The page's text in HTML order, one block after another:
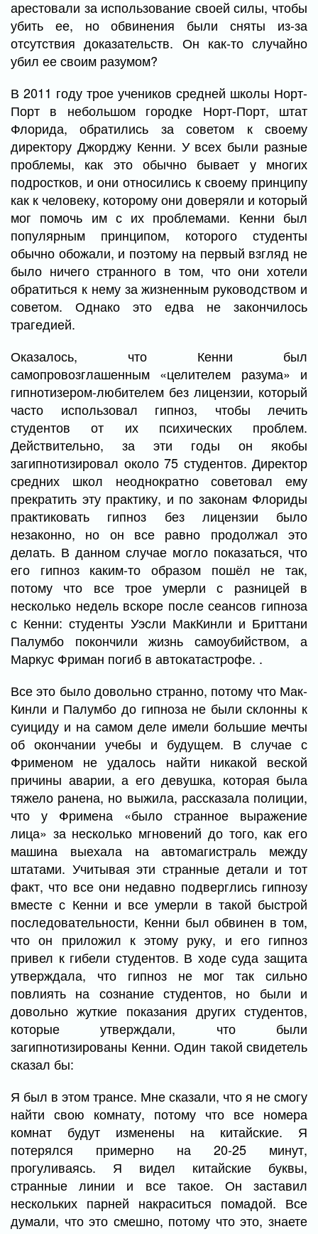
арестовали за использование своей силы, чтобы
убить ее, но обвинения были сняты из-за
отсутствия доказательств. Он как-то случайно
убил ее своим разумом?
В 2011 году трое учеников средней школы Норт-
Порт в небольшом городке Норт-Порт, штат
Флорида, обратились за советом к своему
директору Джорджу Кенни. У всех были разные
проблемы, как это обычно бывает у многих
подростков, и они относились к своему принципу
как к человеку, которому они доверяли и который
мог помочь им с их проблемами. Кенни был
популярным принципом, которого студенты
обычно обожали, и поэтому на первый взгляд не
было ничего странного в том, что они хотели
обратиться к нему за жизненным руководством и
советом. Однако это едва не закончилось
трагедией.
Оказалось, что Кенни был
самопровозглашенным «целителем разума» и
гипнотизером-любителем без лицензии, который
часто использовал гипноз, чтобы лечить
студентов от их психических проблем.
Действительно, за эти годы он якобы
загипнотизировал около 75 студентов. Директор
средних школ неоднократно советовал ему
прекратить эту практику, и по законам Флориды
практиковать гипноз без лицензии было
незаконно, но он все равно продолжал это
делать. В данном случае могло показаться, что
его гипноз каким-то образом пошёл не так,
потому что все трое умерли с разницей в
несколько недель вскоре после сеансов гипноза
с Кенни: студенты Уэсли МакКинли и Бриттани
Палумбо покончили жизнь самоубийством, а
Маркус Фриман погиб в автокатастрофе. .
Все это было довольно странно, потому что Мак-
Кинли и Палумбо до гипноза не были склонны к
суициду и на самом деле имели большие мечты
об окончании учебы и будущем. В случае с
Фрименом не удалось найти никакой веской
причины аварии, а его девушка, которая была
тяжело ранена, но выжила, рассказала полиции,
что у Фримена «было странное выражение
лица» за несколько мгновений до того, как его
машина выехала на автомагистраль между
штатами. Учитывая эти странные детали и тот
факт, что все они недавно подверглись гипнозу
вместе с Кенни и все умерли в такой быстрой
последовательности, Кенни был обвинен в том,
что он приложил к этому руку, и его гипноз
привел к гибели студентов. В ходе суда защита
утверждала, что гипноз не мог так сильно
повлиять на сознание студентов, но были и
довольно жуткие показания других студентов,
которые утверждали, что были
загипнотизированы Кенни. Один такой свидетель
сказал бы:
Я был в этом трансе. Мне сказали, что я не смогу
найти свою комнату, потому что все номера
комнат будут изменены на китайские. Я
потерялся примерно на 20-25 минут,
прогуливаясь. Я видел китайские буквы,
странные линии и все такое. Он заставил
нескольких парней накраситься помадой. Все
думали, что это смешно, потому что это, знаете